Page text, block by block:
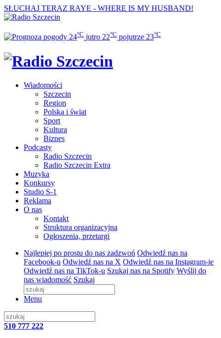
SŁUCHAJ TERAZ RAYE - WHERE IS MY HUSBAND!
24°C jutro 22°C pojutrze 23°C
Wiadomości
Szczecin
Region
Polska i świat
Sport
Kultura
Biznes
Podcasty
Radio Szczecin
Radio Szczecin Extra
Muzyka
Konkursy
Studio S-1
Reklama
O nas
Kontakt
Struktura organizacyjna
Ogłoszenia, przetargi
Najlepiej po prostu do nas zadzwoń Odwiedź nas na
Facebook-u Odwiedź nas na X Odwiedź nas na Instagram-ie
Odwiedź nas na TikTok-u Szukaj nas na Spotify Wyślij do
nas wiadomość Szukaj
Menu
510 777 222